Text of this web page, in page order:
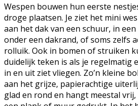
Wespen bouwen hun eerste
droge plaatsen. Je ziet het mini
aan het dak van een schuur, in
onder een dakrand, of soms zelfs
rolluik. Ook in bomen of struiken
duidelijk teken is als je regelmatig
in en uit ziet vliegen. Zo’n kleine
aan het grijze, papierachtige
glad en rond en hangt meestal